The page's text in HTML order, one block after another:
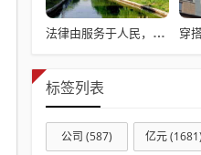
法律由服务于人民，变成了服务于法学届 穿
标签列表
公司 (587) 亿元(1681)